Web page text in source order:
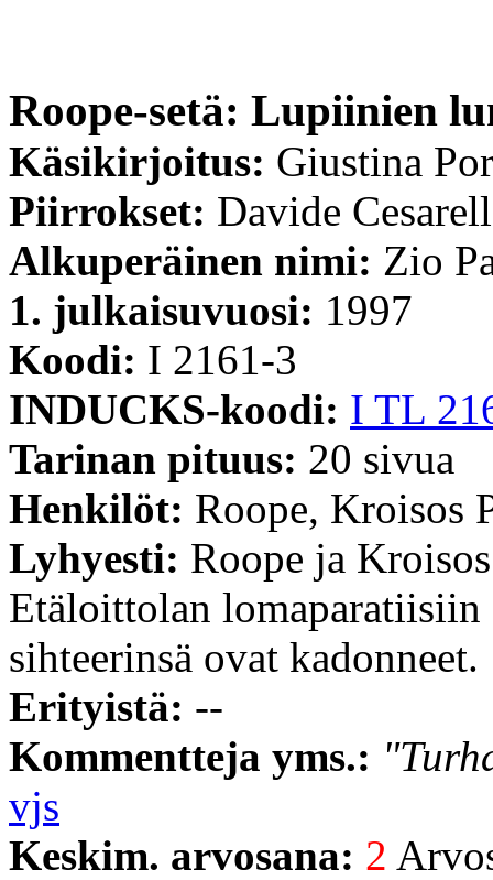
Roope-setä: Lupiinien
Käsikirjoitus: Giustina
Piirrokset: Davide
Alkuperäinen nimi: Zio
1. julkaisuvuosi: 1997
Koodi: I 2161-3
INDUCKS-koodi: I TL
Tarinan pituus: 20 sivua
Henkilöt: Roope, Kroisos
Lyhyesti: Roope ja
Etäloittolan lomaparatiisiin
sihteerinsä ovat kadonneet.
Erityistä: --
Kommentteja yms.:
vjs
Keskim. arvosana: 2